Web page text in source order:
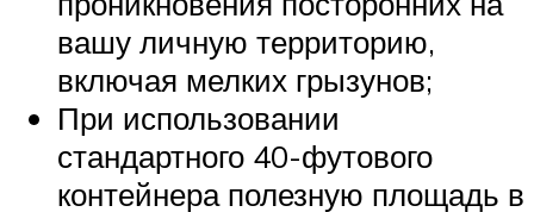
вашу личную территорию,
включая мелких грызунов;
При использовании
стандартного 40-футового
контейнера полезную площадь в